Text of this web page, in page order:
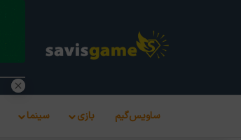
ساویس‌گیم بازی سینما